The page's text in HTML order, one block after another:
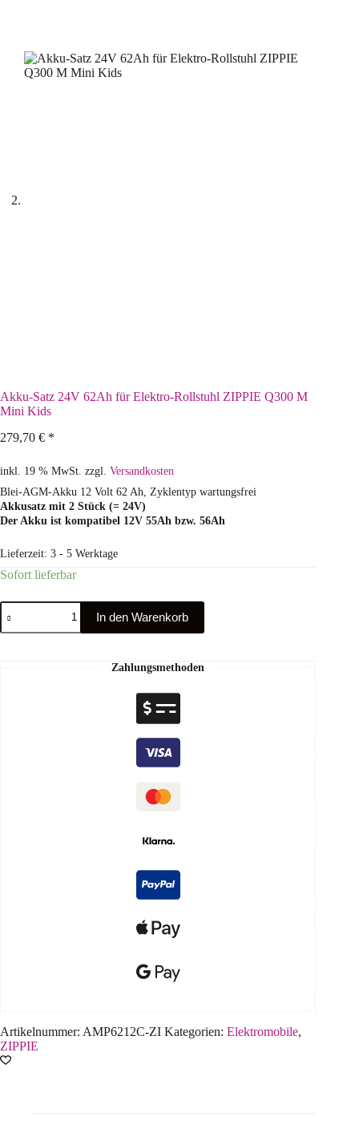
Akku-Satz 24V 62Ah für Elektro-Rollstuhl ZIPPIE Q300 M
Mini Kids
279,70 € *
inkl. 19 % MwSt. zzgl. Versandkosten
Blei-AGM-Akku 12 Volt 62 Ah, Zyklentyp wartungsfrei
Akkusatz mit 2 Stück (= 24V)
Der Akku ist kompatibel 12V 55Ah bzw. 56Ah
Lieferzeit: 3 - 5 Werktage
Sofort lieferbar
In den Warenkorb
Zahlungsmethoden
Artikelnummer: AMP6212C-ZI Kategorien: Elektromobile,
ZIPPIE